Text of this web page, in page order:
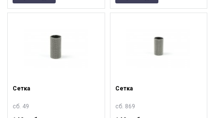
Сетка
сб. 49
Сетка
сб. 869